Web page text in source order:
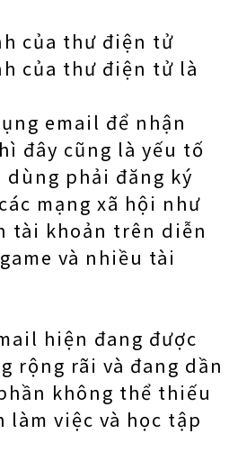
của thư điện tử
của thư điện tử là
email để nhận
đây cũng là yếu tố
phải đăng ký
mạng xã hội như
tài khoản trên diễn
và nhiều tài
hiện đang được
rộng rãi và đang dần
không thể thiếu
việc và học tập